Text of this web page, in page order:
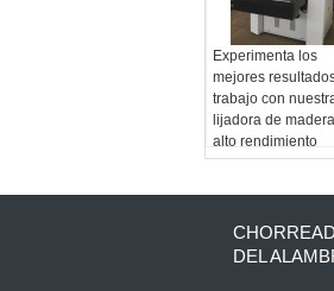
Experimenta los
mejores
trabajo con
lijadora de
alto rendimiento
DEL